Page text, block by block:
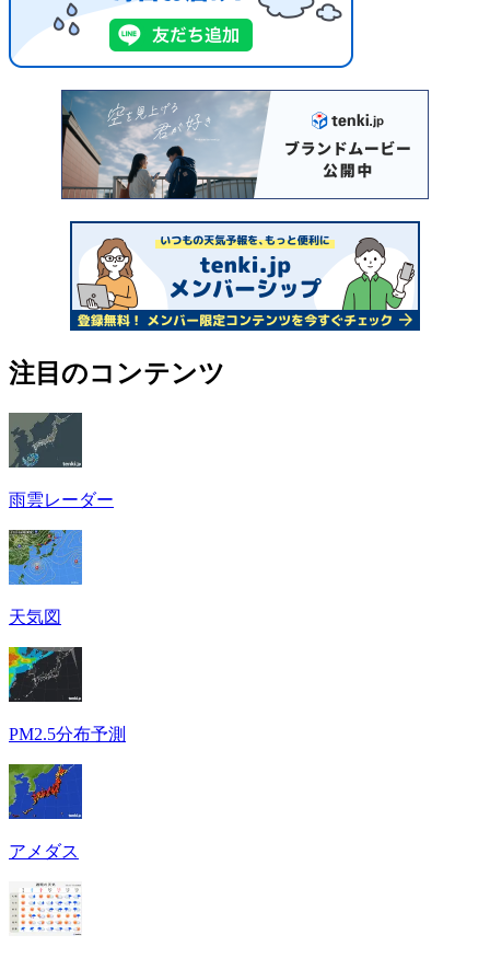
注目のコンテンツ
雨雲レーダー
天気図
PM2.5分布予測
アメダス